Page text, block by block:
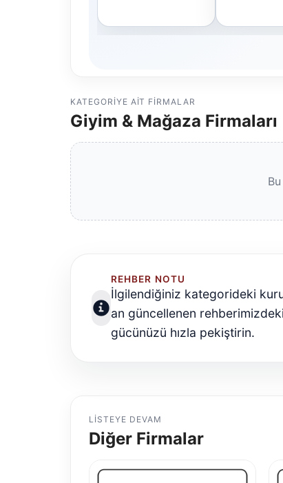
KATEGORIYE AIT FIRMALAR
Giyim & Mağaza Firmaları
REHBER NOTU
İlgilendiğiniz kategorideki
an güncellenen
gücünüzü hızla pekiştirin.
LISTEYE DEVAM
Diğer Firmalar